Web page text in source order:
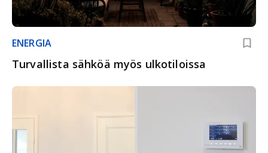
ENERGIA
Turvallista sähköä myös ulkotiloissa